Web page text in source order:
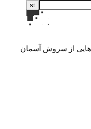
هایی از سروش آسمان